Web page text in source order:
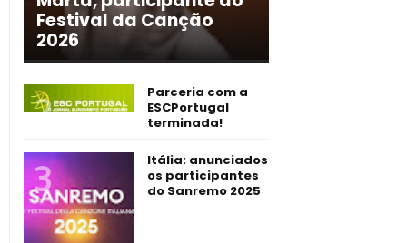
Festival da Canção
2026
Parceria com a
ESCPortugal
terminada!
Itália: anunciados
os participantes
do Sanremo 2025